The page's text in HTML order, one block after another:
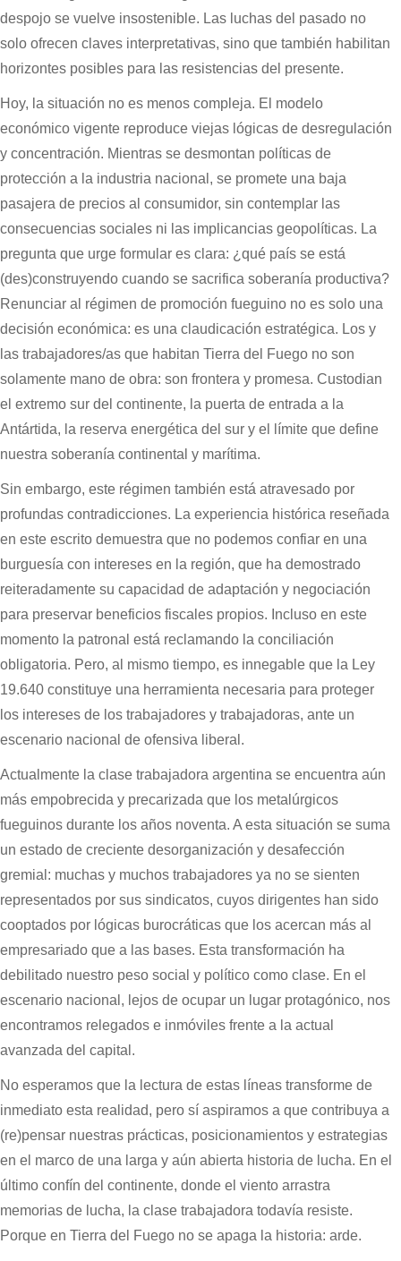
despojo se vuelve insostenible. Las luchas del pasado no
solo ofrecen claves interpretativas, sino que también habilitan
horizontes posibles para las resistencias del presente.
Hoy, la situación no es menos compleja. El modelo
económico vigente reproduce viejas lógicas de desregulación
y concentración. Mientras se desmontan políticas de
protección a la industria nacional, se promete una baja
pasajera de precios al consumidor, sin contemplar las
consecuencias sociales ni las implicancias geopolíticas. La
pregunta que urge formular es clara: ¿qué país se está
(des)construyendo cuando se sacrifica soberanía productiva?
Renunciar al régimen de promoción fueguino no es solo una
decisión económica: es una claudicación estratégica. Los y
las trabajadores/as que habitan Tierra del Fuego no son
solamente mano de obra: son frontera y promesa. Custodian
el extremo sur del continente, la puerta de entrada a la
Antártida, la reserva energética del sur y el límite que define
nuestra soberanía continental y marítima.
Sin embargo, este régimen también está atravesado por
profundas contradicciones. La experiencia histórica reseñada
en este escrito demuestra que no podemos confiar en una
burguesía con intereses en la región, que ha demostrado
reiteradamente su capacidad de adaptación y negociación
para preservar beneficios fiscales propios. Incluso en este
momento la patronal está reclamando la conciliación
obligatoria. Pero, al mismo tiempo, es innegable que la Ley
19.640 constituye una herramienta necesaria para proteger
los intereses de los trabajadores y trabajadoras, ante un
escenario nacional de ofensiva liberal.
Actualmente la clase trabajadora argentina se encuentra aún
más empobrecida y precarizada que los metalúrgicos
fueguinos durante los años noventa. A esta situación se suma
un estado de creciente desorganización y desafección
gremial: muchas y muchos trabajadores ya no se sienten
representados por sus sindicatos, cuyos dirigentes han sido
cooptados por lógicas burocráticas que los acercan más al
empresariado que a las bases. Esta transformación ha
debilitado nuestro peso social y político como clase. En el
escenario nacional, lejos de ocupar un lugar protagónico, nos
encontramos relegados e inmóviles frente a la actual
avanzada del capital.
No esperamos que la lectura de estas líneas transforme de
inmediato esta realidad, pero sí aspiramos a que contribuya a
(re)pensar nuestras prácticas, posicionamientos y estrategias
en el marco de una larga y aún abierta historia de lucha. En el
último confín del continente, donde el viento arrastra
memorias de lucha, la clase trabajadora todavía resiste.
Porque en Tierra del Fuego no se apaga la historia: arde.